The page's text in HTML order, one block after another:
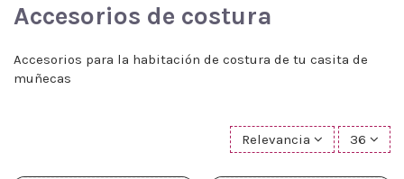
Accesorios de costura
Accesorios para la habitación de costura de tu casita de
muñecas
Relevancia 36